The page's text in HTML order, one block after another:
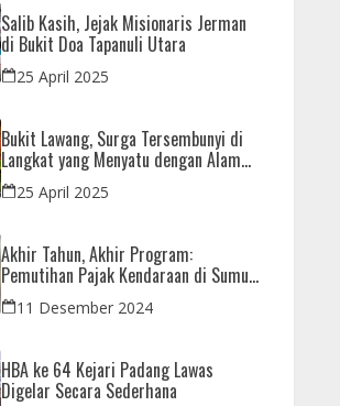
Salib Kasih, Jejak Misionaris Jerman
di Bukit Doa Tapanuli Utara
25 April 2025
Bukit Lawang, Surga Tersembunyi di
Langkat yang Menyatu dengan Alam
dan Orangutan
25 April 2025
Akhir Tahun, Akhir Program:
Pemutihan Pajak Kendaraan di Sumut
Hanya Sampai 31 Desember
11 Desember 2024
HBA ke 64 Kejari Padang Lawas
Digelar Secara Sederhana